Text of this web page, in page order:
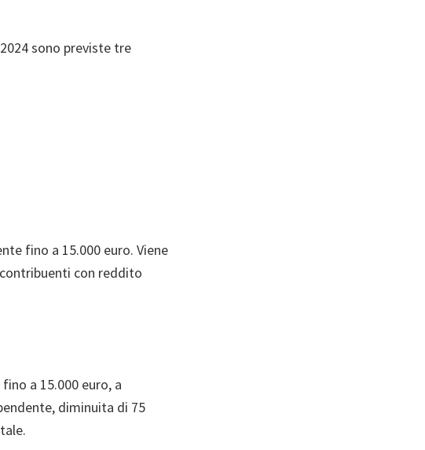
sono previste tre
fino a 15.000 euro. Viene
con reddito
a 15.000 euro, a
diminuita di 75